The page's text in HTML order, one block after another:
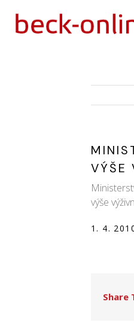
VÝŠE
výše
1. 4.
Share